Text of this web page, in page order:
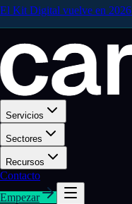
El Kit Digital vuelve en 2026
Servicios
Sectores
Recursos
Contacto
Empezar